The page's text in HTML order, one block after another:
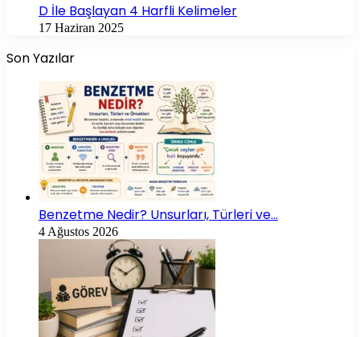
D İle Başlayan 4 Harfli Kelimeler
17 Haziran 2025
Son Yazılar
Benzetme Nedir? Unsurları, Türleri ve…
4 Ağustos 2026